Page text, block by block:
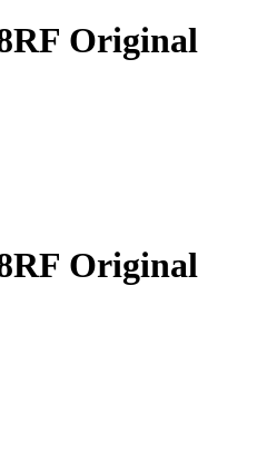
Original
Original